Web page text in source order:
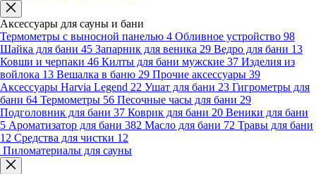
Аксессуары для сауны и бани
Термометры с выносной панелью 4 Обливное устройство 98
Шайка для бани 45 Запарник для веника 29 Ведро для бани 13
Ковши и черпаки 46 Килты для бани мужские 37 Изделия из
войлока 13 Вешалка в баню 29 Прочие аксессуары 39
Аксессуары Harvia Legend 22 Ушат для бани 23 Гигрометры для
бани 64 Термометры 56 Песочные часы для бани 29
Подголовник для бани 37 Коврик для бани 20 Веники для бани
5 Ароматизатор для бани 382 Масло для бани 72 Травы для бани
12 Средства для чистки 12
Пиломатериалы для сауны